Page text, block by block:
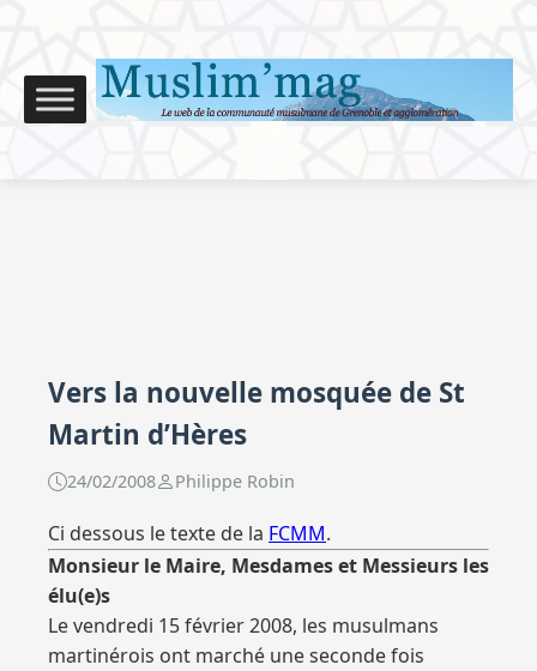
Vers la nouvelle mosquée de St
Martin d’Hères
24/02/2008 Philippe Robin
Ci dessous le texte de la FCMM.
Monsieur le Maire, Mesdames et Messieurs les
élu(e)s
Le vendredi 15 février 2008, les musulmans
martinérois ont marché une seconde fois